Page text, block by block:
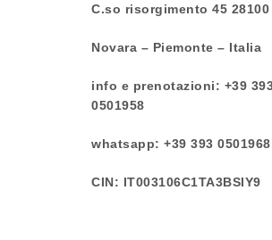
C.so risorgimento 45 28100
Novara – Piemonte – Italia
info e prenotazioni: +39
0501958
whatsapp: +39 393 0501968
CIN: IT003106C1TA3BSIY9